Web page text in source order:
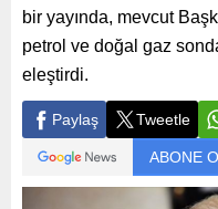
bir yayında, mevcut
petrol ve doğal gaz
eleştirdi.
Paylaş Tweetle
ABONE